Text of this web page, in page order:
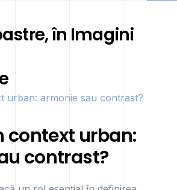
în Imagini
context urban:
contrast?